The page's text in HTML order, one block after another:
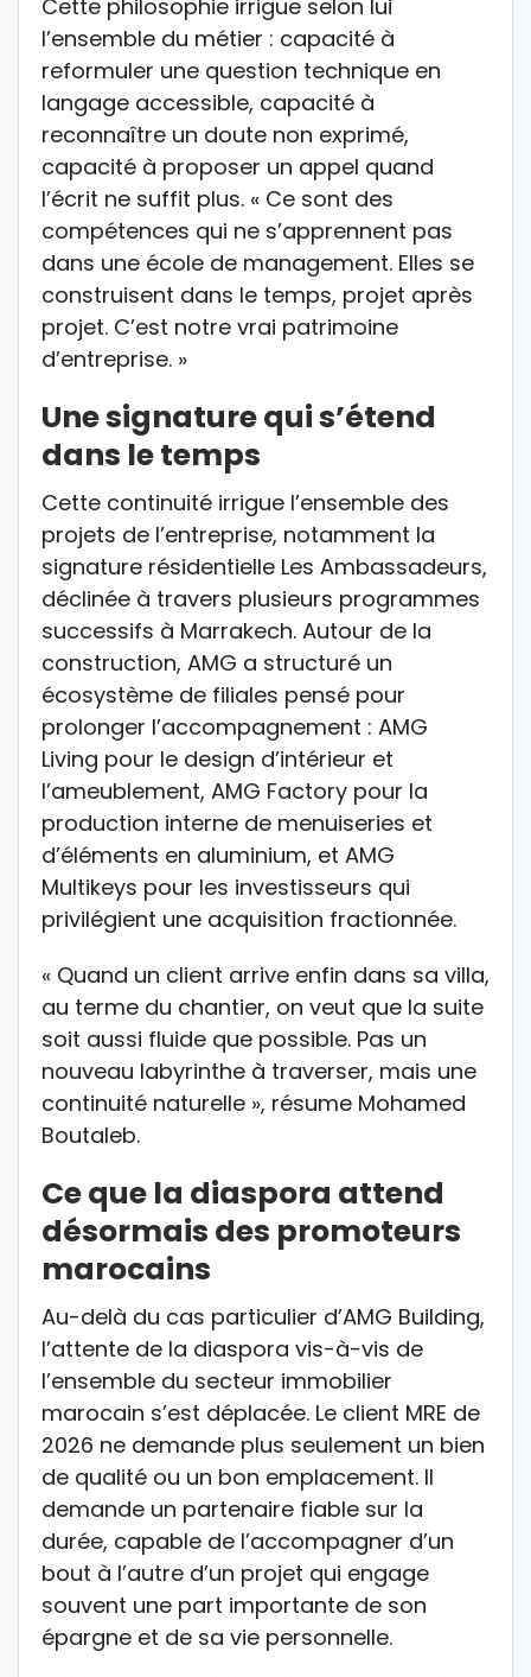
Cette philosophie irrigue selon lui
l’ensemble du métier : capacité à
reformuler une question technique en
langage accessible, capacité à
reconnaître un doute non exprimé,
capacité à proposer un appel quand
l’écrit ne suffit plus. « Ce sont des
compétences qui ne s’apprennent pas
dans une école de management. Elles se
construisent dans le temps, projet après
projet. C’est notre vrai patrimoine
d’entreprise. »
Une signature qui s’étend
dans le temps
Cette continuité irrigue l’ensemble des
projets de l’entreprise, notamment la
signature résidentielle Les Ambassadeurs,
déclinée à travers plusieurs programmes
successifs à Marrakech. Autour de la
construction, AMG a structuré un
écosystème de filiales pensé pour
prolonger l’accompagnement : AMG
Living pour le design d’intérieur et
l’ameublement, AMG Factory pour la
production interne de menuiseries et
d’éléments en aluminium, et AMG
Multikeys pour les investisseurs qui
privilégient une acquisition fractionnée.
« Quand un client arrive enfin dans sa villa,
au terme du chantier, on veut que la suite
soit aussi fluide que possible. Pas un
nouveau labyrinthe à traverser, mais une
continuité naturelle », résume Mohamed
Boutaleb.
Ce que la diaspora attend
désormais des promoteurs
marocains
Au-delà du cas particulier d’AMG Building,
l’attente de la diaspora vis-à-vis de
l’ensemble du secteur immobilier
marocain s’est déplacée. Le client MRE de
2026 ne demande plus seulement un bien
de qualité ou un bon emplacement. Il
demande un partenaire fiable sur la
durée, capable de l’accompagner d’un
bout à l’autre d’un projet qui engage
souvent une part importante de son
épargne et de sa vie personnelle.